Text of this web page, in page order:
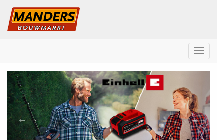
M
e
n
M
a
n
d
V
o
r
i
g
o
l
g
e